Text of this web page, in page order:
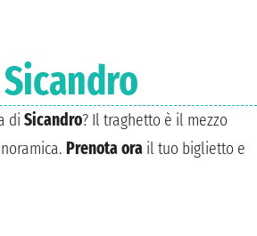
di Sicandro? Il traghetto è il mezzo
Prenota ora il tuo biglietto e